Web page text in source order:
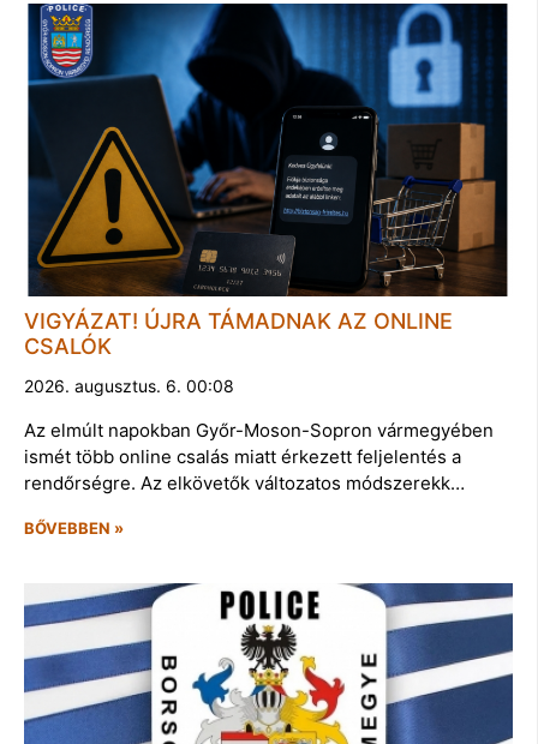
VIGYÁZAT! ÚJRA TÁMADNAK AZ ONLINE
CSALÓK
2026. augusztus. 6. 00:08
Az elmúlt napokban Győr-Moson-Sopron vármegyében
ismét több online csalás miatt érkezett feljelentés a
rendőrségre. Az elkövetők változatos módszerekk…
BŐVEBBEN »